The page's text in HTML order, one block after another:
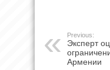
Previous:
Эксперт
Армении